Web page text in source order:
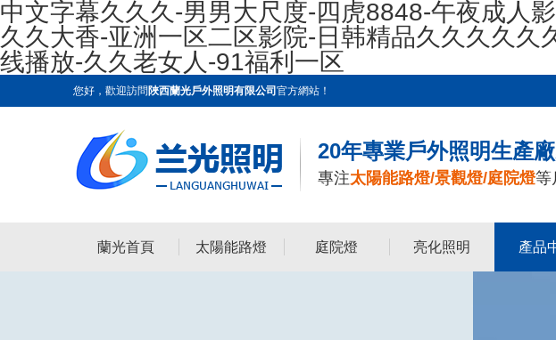
中文字幕久久久-男男大尺度-四虎8848-午夜成人
久久大香-亚洲一区二区影院-日韩精品久久久久
线播放-久久老女人-91福利一区
您好，歡迎訪問 陜西蘭光戶外照明有限公司 官方網站！
20年專業戶外照明生產
專注太陽能路燈/景觀燈/庭院燈等
蘭光首頁 太陽能路燈 庭院燈 亮化照明 產品